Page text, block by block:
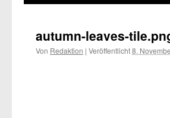
autumn-leaves-
Von Redaktion | Veröffentlicht8.